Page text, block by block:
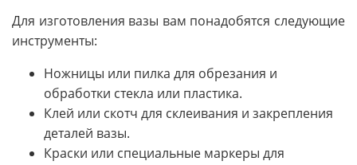
Для изготовления вазы вам понадобятся следующие
инструменты:
Ножницы или пилка для обрезания и
обработки стекла или пластика.
Клей или скотч для склеивания и закрепления
деталей вазы.
Краски или специальные маркеры для